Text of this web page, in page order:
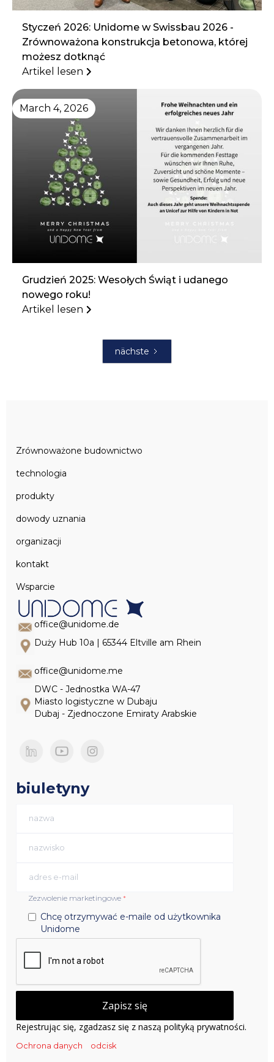
Styczeń 2026: Unidome w Swissbau 2026 -
Zrównoważona konstrukcja betonowa, której
możesz dotknąć
Artikel lesen
March 4, 2026
Grudzień 2025: Wesołych Świąt i udanego
nowego roku!
Artikel lesen
nächste
Zrównoważone budownictwo
technologia
produkty
dowody uznania
organizacji
kontakt
Wsparcie
office@unidome.de
Duży Hub 10a | 65344 Eltville am Rhein
office@unidome.me
DWC - Jednostka WA-47
Miasto logistyczne w Dubaju
Dubaj - Zjednoczone Emiraty Arabskie
biuletyny
Zezwolenie marketingowe *
Chcę otrzymywać e-maile od użytkownika
Unidome
Rejestrując się, zgadzasz się z naszą polityką prywatności.
Ochrona danych odcisk